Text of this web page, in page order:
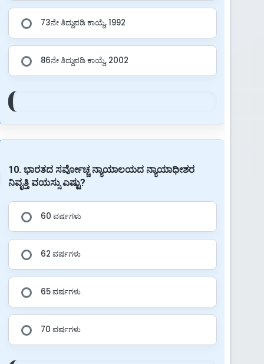
73ನೇ ತಿದ್ದುಪಡಿ ಕಾಯ್ದೆ, 1992
86ನೇ ತಿದ್ದುಪಡಿ ಕಾಯ್ದೆ, 2002
10. ಭಾರತದ ಸರ್ವೋಚ್ಚ ನ್ಯಾಯಾಲಯದ ನ್ಯಾಯಾಧೀಶರ
ನಿವೃತ್ತಿ ವಯಸ್ಸು ಎಷ್ಟು?
60 ವರ್ಷಗಳು
62 ವರ್ಷಗಳು
65 ವರ್ಷಗಳು
70 ವರ್ಷಗಳು